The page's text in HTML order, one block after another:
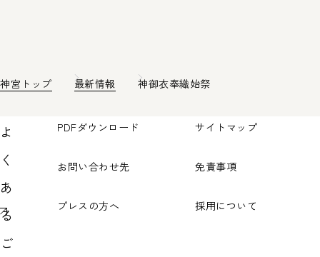
神宮トップ 最新情報 神御衣奉織始祭
よ
く
あ
る
ご
PDFダウンロード サイトマップ
お問い合わせ先 免責事項
プレスの方へ 採用について